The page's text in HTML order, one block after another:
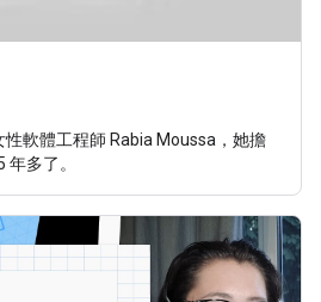
軟體工程師 Rabia Moussa，她擔
多了。